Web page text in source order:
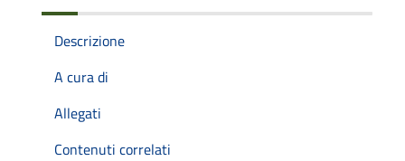
Descrizione
A cura di
Allegati
Contenuti correlati